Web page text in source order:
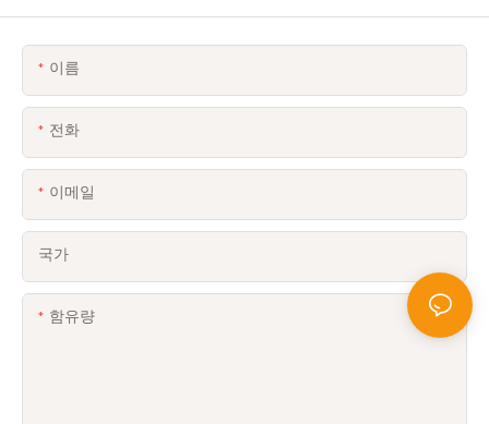
이름
전화
이메일
국가
함유량